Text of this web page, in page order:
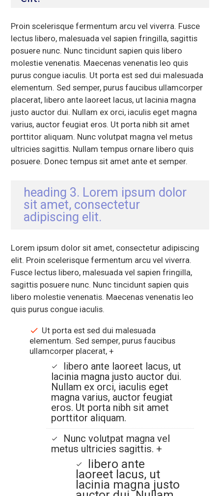
Proin scelerisque fermentum arcu vel viverra. Fusce
lectus libero, malesuada vel sapien fringilla, sagittis
posuere nunc. Nunc tincidunt sapien quis libero
molestie venenatis. Maecenas venenatis leo quis
purus congue iaculis. Ut porta est sed dui malesuada
elementum. Sed semper, purus faucibus ullamcorper
placerat, libero ante laoreet lacus, ut lacinia magna
justo auctor dui. Nullam ex orci, iaculis eget magna
varius, auctor feugiat eros. Ut porta nibh sit amet
porttitor aliquam. Nunc volutpat magna vel metus
ultricies sagittis. Nullam tempus ornare libero quis
posuere. Donec tempus sit amet ante et semper.
heading 3. Lorem ipsum dolor
sit amet, consectetur
adipiscing elit.
Lorem ipsum dolor sit amet, consectetur adipiscing
elit. Proin scelerisque fermentum arcu vel viverra.
Fusce lectus libero, malesuada vel sapien fringilla,
sagittis posuere nunc. Nunc tincidunt sapien quis
libero molestie venenatis. Maecenas venenatis leo
quis purus congue iaculis.
Ut porta est sed dui malesuada
elementum. Sed semper, purus faucibus
ullamcorper placerat,+
libero ante laoreet lacus, ut
lacinia magna justo auctor dui.
Nullam ex orci, iaculis eget
magna varius, auctor feugiat
eros. Ut porta nibh sit amet
porttitor aliquam.
Nunc volutpat magna vel
metus ultricies sagittis. +
libero ante
laoreet lacus, ut
lacinia magna justo